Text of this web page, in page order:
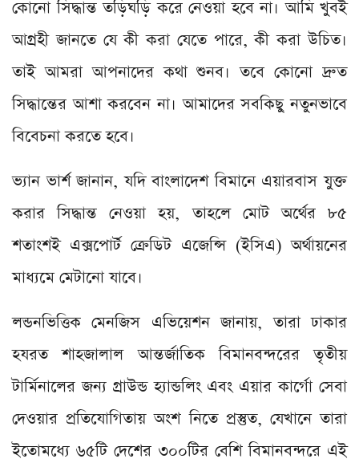
কোনো সিদ্ধান্ত তড়িঘড়ি করে নেওয়া হবে না। আমি খুবই
আগ্রহী জানতে যে কী করা যেতে পারে, কী করা উচিত।
তাই আমরা আপনাদের কথা শুনব। তবে কোনো দ্রুত
সিদ্ধান্তের আশা করবেন না। আমাদের সবকিছু নতুনভাবে
বিবেচনা করতে হবে।
ভ্যান ভার্শ জানান, যদি বাংলাদেশ বিমানে এয়ারবাস যুক্ত
করার সিদ্ধান্ত নেওয়া হয়, তাহলে মোট অর্থের ৮৫
শতাংশই এক্সপোর্ট ক্রেডিট এজেন্সি (ইসিএ) অর্থায়নের
মাধ্যমে মেটানো যাবে।
লন্ডনভিত্তিক মেনজিস এভিয়েশন জানায়, তারা ঢাকার
হযরত শাহজালাল আন্তর্জাতিক বিমানবন্দরের তৃতীয়
টার্মিনালের জন্য গ্রাউন্ড হ্যান্ডলিং এবং এয়ার কার্গো সেবা
দেওয়ার প্রতিযোগিতায় অংশ নিতে প্রস্তুত, যেখানে তারা
ইতোমধ্যে ৬৫টি দেশের ৩০০টির বেশি বিমানবন্দরে এই